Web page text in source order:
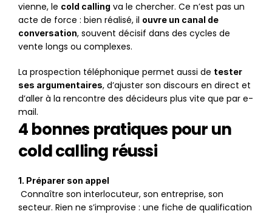
vienne, le cold calling va le chercher. Ce n’est pas un
acte de force : bien réalisé, il ouvre un canal de
conversation, souvent décisif dans des cycles de
vente longs ou complexes.
La prospection téléphonique permet aussi de tester
ses argumentaires, d’ajuster son discours en direct et
d’aller à la rencontre des décideurs plus vite que par e-
mail.
4 bonnes pratiques pour un
cold calling réussi
1. Préparer son appel
secteur. Rien ne s’improvise : une fiche de qualification